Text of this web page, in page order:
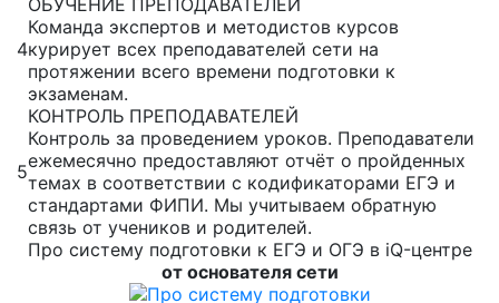
4
ОБУЧЕНИЕ ПРЕПОДАВАТЕЛЕЙ
Команда экспертов и методистов курсов
курирует всех преподавателей сети на
протяжении всего времени подготовки к
экзаменам.
5
КОНТРОЛЬ ПРЕПОДАВАТЕЛЕЙ
Контроль за проведением уроков. Преподаватели
ежемесячно предоставляют отчёт о пройденных
темах в соответствии с кодификаторами ЕГЭ и
стандартами ФИПИ. Мы учитываем обратную
связь от учеников и родителей.
Про систему подготовки к ЕГЭ и ОГЭ в iQ-центре
от основателя сети